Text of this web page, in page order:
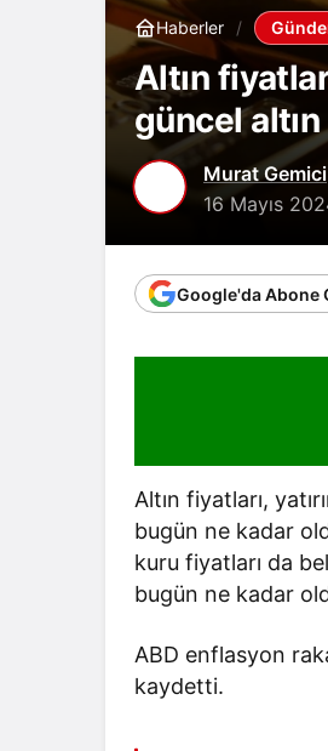
Haberler
Altın
güncel
Murat Gemici
16 Mayıs
Google'da Abone
Altın fiyatları,
bugün ne kadar
kuru fiyatları da
bugün ne kadar
ABD enflasyon
kaydetti.